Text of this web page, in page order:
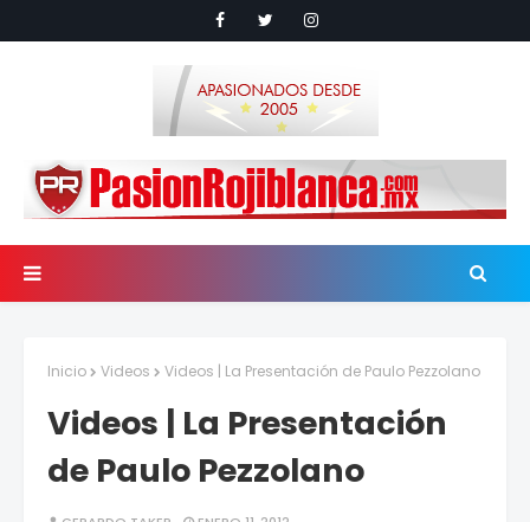
Inicio Videos Videos | La Presentación de Paulo Pezzolano
Videos | La Presentación
de Paulo Pezzolano